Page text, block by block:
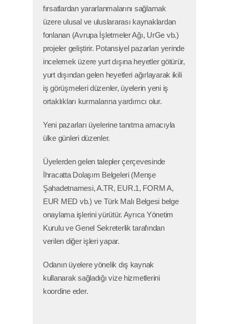
fırsatlardan yararlanmalarını sağlamak
üzere ulusal ve uluslararası kaynaklardan
fonlanan (Avrupa İşletmeler Ağı, UrGe vb.)
projeler geliştirir. Potansiyel pazarları yerinde
incelemek üzere yurt dışına heyetler götürür,
yurt dışından gelen heyetleri ağırlayarak ikili
iş görüşmeleri düzenler, üyelerin yeni iş
ortaklıkları kurmalarına yardımcı olur.
Yeni pazarları üyelerine tanıtma amacıyla
ülke günleri düzenler.
Üyelerden gelen talepler çerçevesinde
İhracatta Dolaşım Belgeleri (Menşe
Şahadetnamesi, A.TR, EUR.1, FORM A,
EUR MED vb.) ve Türk Malı Belgesi belge
onaylama işlerini yürütür. Ayrıca Yönetim
Kurulu ve Genel Sekreterlik tarafından
verilen diğer işleri yapar.
Odanın üyelere yönelik dış kaynak
kullanarak sağladığı vize hizmetlerini
koordine eder.